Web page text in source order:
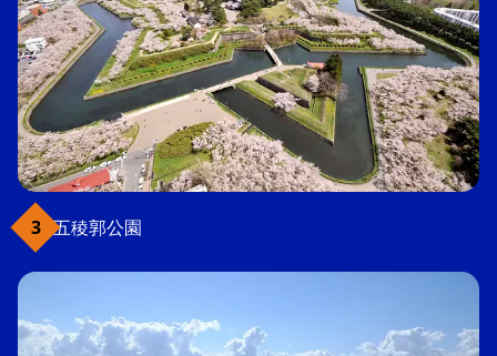
五稜郭公園